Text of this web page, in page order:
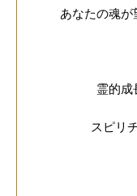
あなたの魂が
霊的成
スピリ